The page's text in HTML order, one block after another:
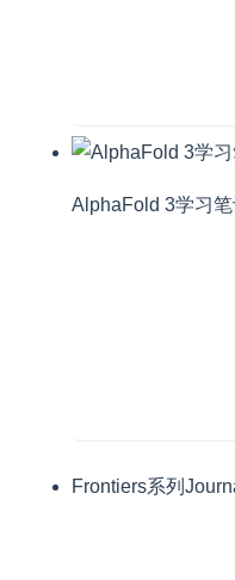
AlphaFold 3学习笔
Frontiers系列